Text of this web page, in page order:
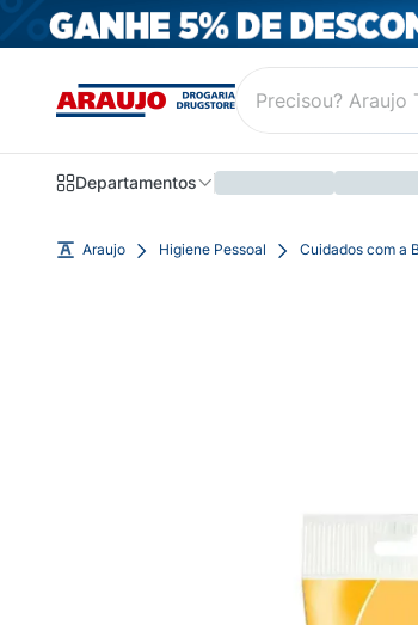
Departamentos
Araujo Higiene Pessoal Cuidados com a